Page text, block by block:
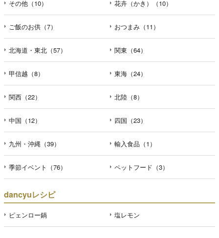
その他（10） 花卉（かき）（10）
ご飯のお供（7） おつまみ（11）
北海道・東北（57） 関東（64）
甲信越（8） 東海（24）
関西（22） 北陸（8）
中国（12） 四国（23）
九州・沖縄（39） 輸入食品（1）
季節イベント（76） ペットフード（3）
dancyuレシピ
ピェンロー鍋 塩レモン